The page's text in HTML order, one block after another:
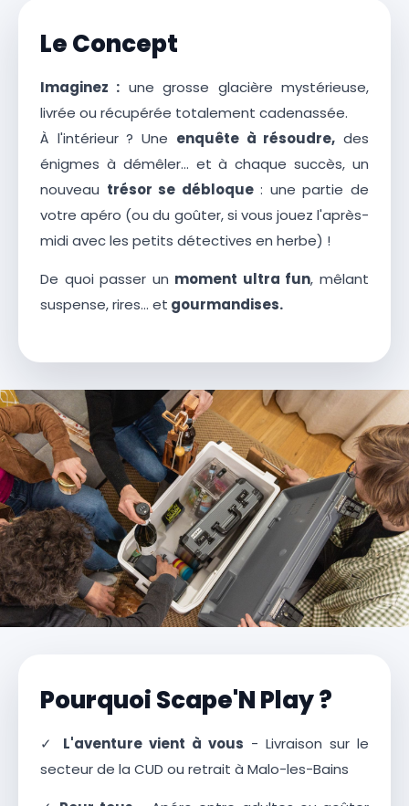
Le Concept
Imaginez : une grosse glacière mystérieuse,
livrée ou récupérée totalement cadenassée.
À l'intérieur ? Une enquête à résoudre, des
énigmes à démêler… et à chaque succès, un
nouveau trésor se débloque: une partie de
votre apéro (ou du goûter, si vous jouez l'après-
midi avec les petits détectives en herbe) !
De quoi passer un moment ultra fun, mêlant
suspense, rires… et gourmandises.
Pourquoi Scape'N Play ?
✓ L'aventure vient à vous - Livraison sur le
secteur de la CUD ou retrait à Malo-les-Bains